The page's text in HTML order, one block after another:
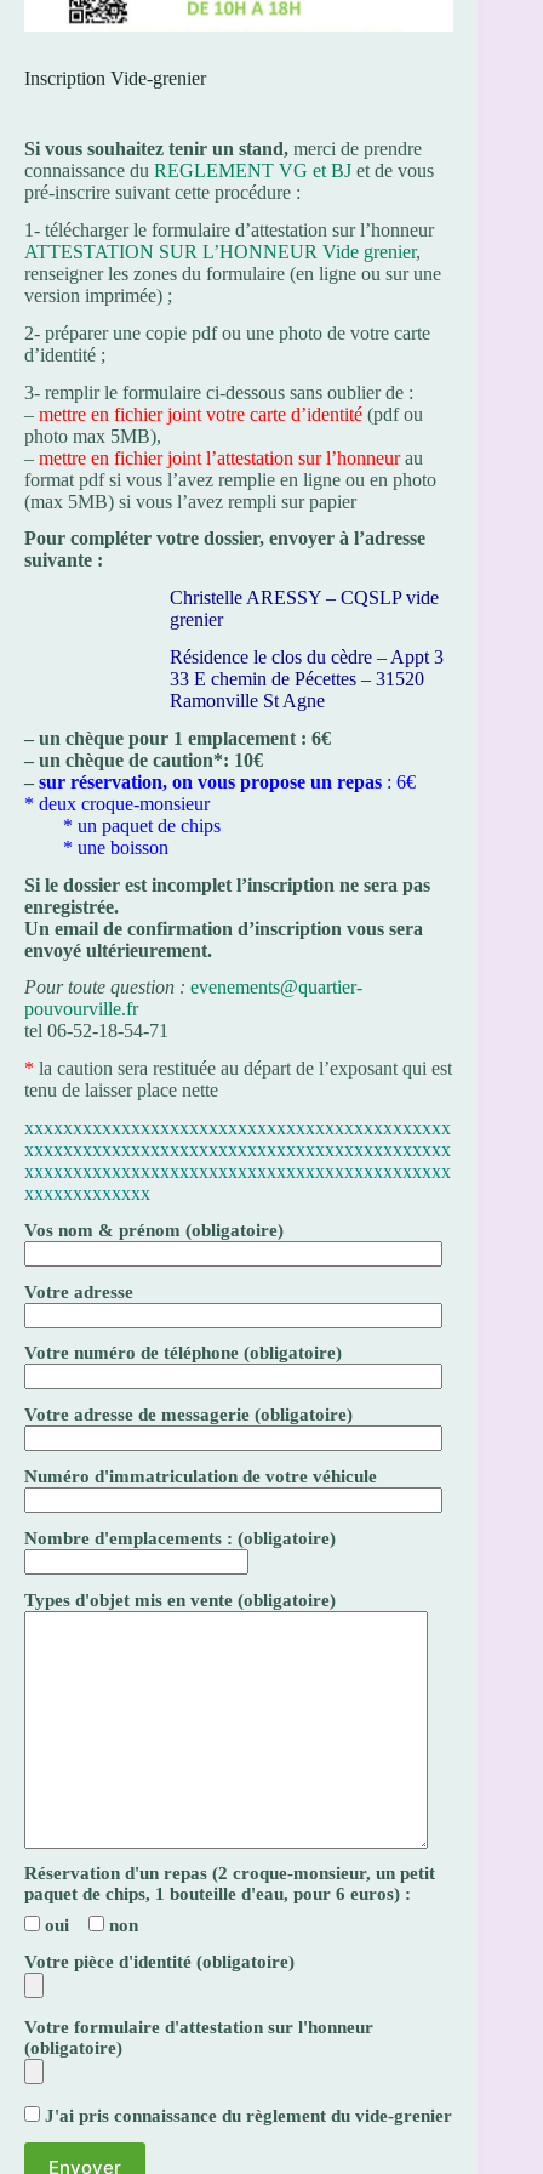
Inscription Vide-grenier
Si vous souhaitez tenir un stand, merci de prendre
connaissance du REGLEMENT VG et BJ et de vous
pré-inscrire suivant cette procédure :
1- télécharger le formulaire d’attestation sur l’honneur
ATTESTATION SUR L’HONNEUR Vide grenier,
renseigner les zones du formulaire (en ligne ou sur une
version imprimée) ;
2- préparer une copie pdf ou une photo de votre carte
d’identité ;
3- remplir le formulaire ci-dessous sans oublier de :
– mettre en fichier joint votre carte d’identité (pdf ou
photo max 5MB),
– mettre en fichier joint l’attestation sur l’honneurau
format pdf si vous l’avez remplie en ligne ou en photo
(max 5MB) si vous l’avez rempli sur papier
Pour compléter votre dossier, envoyer à l’adresse
suivante :
Christelle ARESSY – CQSLP vide
grenier
Résidence le clos du cèdre – Appt 3
33 E chemin de Pécettes – 31520
Ramonville St Agne
– un chèque pour 1 emplacement : 6€
– un chèque de caution*: 10€
– sur réservation, on vous propose un repas : 6€
* deux croque-monsieur
* un paquet de chips
* une boisson
Si le dossier est incomplet l’inscription ne sera pas
enregistrée.
Un email de confirmation d’inscription vous sera
envoyé ultérieurement.
Pour toute question : evenements@quartier-
pouvourville.fr
tel 06-52-18-54-71
* la caution sera restituée au départ de l’exposant qui est
tenu de laisser place nette
xxxxxxxxxxxxxxxxxxxxxxxxxxxxxxxxxxxxxxxxxxxx
xxxxxxxxxxxxxxxxxxxxxxxxxxxxxxxxxxxxxxxxxxxx
xxxxxxxxxxxxxxxxxxxxxxxxxxxxxxxxxxxxxxxxxxxx
xxxxxxxxxxxxx
Vos nom & prénom (obligatoire)
Votre adresse
Votre numéro de téléphone (obligatoire)
Votre adresse de messagerie (obligatoire)
Numéro d'immatriculation de votre véhicule
Nombre d'emplacements : (obligatoire)
Types d'objet mis en vente (obligatoire)
Réservation d'un repas (2 croque-monsieur, un petit
paquet de chips, 1 bouteille d'eau, pour 6 euros) :
oui
non
Votre pièce d'identité (obligatoire)
Votre formulaire d'attestation sur l'honneur
(obligatoire)
J'ai pris connaissance du règlement du vide-grenier